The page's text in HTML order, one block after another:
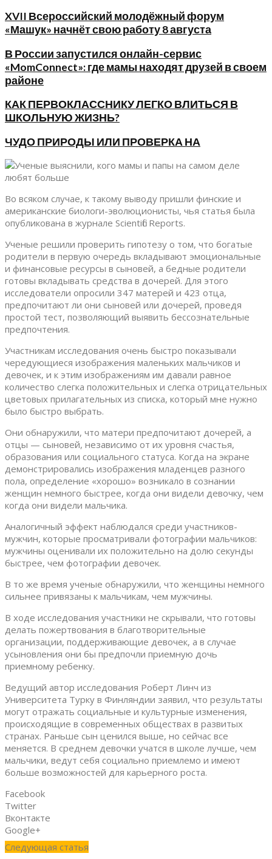
XVII Всероссийский молодёжный форум
«Машук» начнёт свою работу 8 августа
​В России запустился онлайн-сервис
«MomConnect»: где мамы находят друзей в своем
районе
КАК ПЕРВОКЛАССНИКУ ЛЕГКО ВЛИТЬСЯ В
ШКОЛЬНУЮ ЖИЗНЬ?
ЧУДО ПРИРОДЫ ИЛИ ПРОВЕРКА НА
Во всяком случае, к такому выводу пришли финские и
американские биологи-эволюционисты, чья статья была
опубликована в журнале Scientific Reports.
Ученые решили проверить гипотезу о том, что богатые
родители в первую очередь вкладывают эмоциональные
и финансовые ресурсы в сыновей, а бедные родители
готовы вкладывать средства в дочерей. Для этого
исследователи опросили 347 матерей и 423 отца,
предпочитают ли они сыновей или дочерей, проведя
простой тест, позволяющий выявить бессознательные
предпочтения.
Участникам исследования очень быстро показывали
чередующиеся изображения маленьких мальчиков и
девочек, и к этим изображениям им давали равное
количество слегка положительных и слегка отрицательных
цветовых прилагательных из списка, который мне нужно
было быстро выбрать.
Они обнаружили, что матери предпочитают дочерей, а
отцы — сыновей, независимо от их уровня счастья,
образования или социального статуса. Когда на экране
демонстрировались изображения младенцев разного
пола, определение «хорошо» возникало в сознании
женщин немного быстрее, когда они видели девочку, чем
когда они видели мальчика.
Аналогичный эффект наблюдался среди участников-
мужчин, которые просматривали фотографии мальчиков:
мужчины оценивали их положительно на долю секунды
быстрее, чем фотографии девочек.
В то же время ученые обнаружили, что женщины немного
сильнее привязаны к мальчикам, чем мужчины.
В ходе исследования участники не скрывали, что готовы
делать пожертвования в благотворительные
организации, поддерживающие девочек, а в случае
усыновления они бы предпочли приемную дочь
приемному ребенку.
Ведущий автор исследования Роберт Линч из
Университета Турку в Финляндии заявил, что результаты
могут отражать социальные и культурные изменения,
происходящие в современных обществах в развитых
странах. Раньше сын ценился выше, но сейчас все
меняется. В среднем девочки учатся в школе лучше, чем
мальчики, ведут себя социально приемлемо и имеют
больше возможностей для карьерного роста.
Facebook
Twitter
Вконтакте
Google+
Следующая статья